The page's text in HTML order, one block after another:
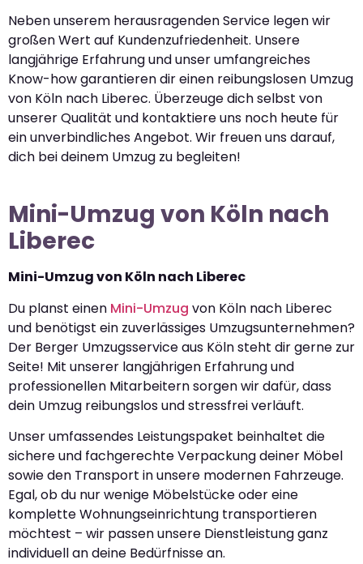
Neben unserem herausragenden Service legen wir
großen Wert auf Kundenzufriedenheit. Unsere
langjährige Erfahrung und unser umfangreiches
Know-how garantieren dir einen reibungslosen Umzug
von Köln nach Liberec. Überzeuge dich selbst von
unserer Qualität und kontaktiere uns noch heute für
ein unverbindliches Angebot. Wir freuen uns darauf,
dich bei deinem Umzug zu begleiten!
Mini-Umzug von Köln nach
Liberec
Mini-Umzug von Köln nach Liberec
Du planst einen Mini-Umzug von Köln nach Liberec
und benötigst ein zuverlässiges Umzugsunternehmen?
Der Berger Umzugsservice aus Köln steht dir gerne zur
Seite! Mit unserer langjährigen Erfahrung und
professionellen Mitarbeitern sorgen wir dafür, dass
dein Umzug reibungslos und stressfrei verläuft.
Unser umfassendes Leistungspaket beinhaltet die
sichere und fachgerechte Verpackung deiner Möbel
sowie den Transport in unsere modernen Fahrzeuge.
Egal, ob du nur wenige Möbelstücke oder eine
komplette Wohnungseinrichtung transportieren
möchtest – wir passen unsere Dienstleistung ganz
individuell an deine Bedürfnisse an.